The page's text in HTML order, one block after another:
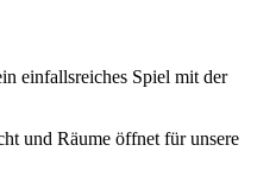
einfallsreiches Spiel mit der
und Räume öffnet für unsere